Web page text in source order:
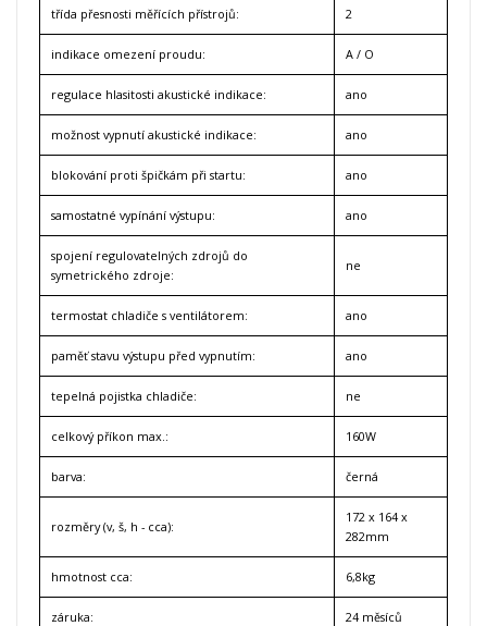
třída přesnosti měřících přístrojů: 2
indikace omezení proudu: A / O
regulace hlasitosti akustické indikace: ano
možnost vypnutí akustické indikace: ano
blokování proti špičkám při startu: ano
samostatné vypínání výstupu: ano
spojení regulovatelných zdrojů do
symetrického zdroje:
ne
termostat chladiče s ventilátorem: ano
paměť stavu výstupu před vypnutím: ano
tepelná pojistka chladiče: ne
celkový příkon max.: 160W
barva: černá
rozměry (v, š, h - cca):
172 x 164 x
282mm
hmotnost cca: 6,8kg
záruka: 24 měsíců